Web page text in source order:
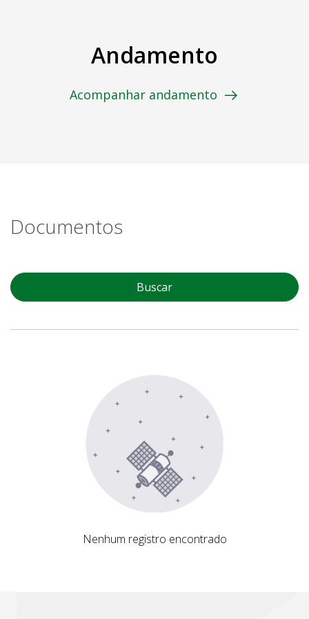
Andamento
Acompanhar andamento
Documentos
Buscar
Nenhum registro encontrado
Nenhum registro encontrado